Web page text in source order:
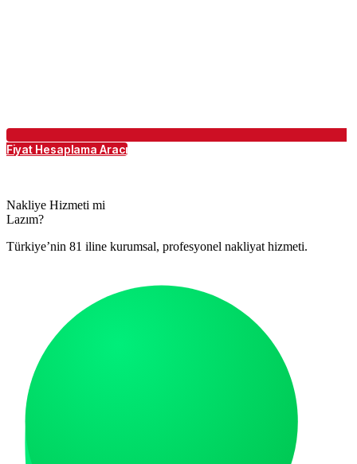
Fiyat Hesaplama Aracı
Nakliye Hizmeti mi
Lazım?
Türkiye’nin 81 iline kurumsal, profesyonel nakliyat hizmeti.